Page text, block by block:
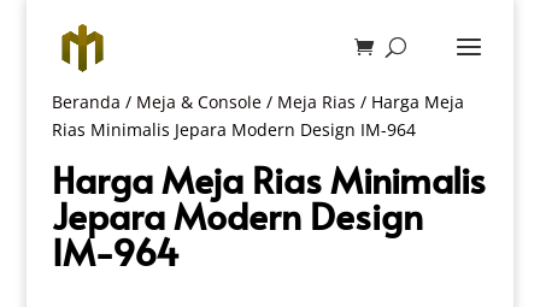
Beranda / Meja & Console/ Meja Rias / Harga Meja
Rias Minimalis Jepara Modern Design IM-964
Harga Meja Rias Minimalis
Jepara Modern Design
IM-964